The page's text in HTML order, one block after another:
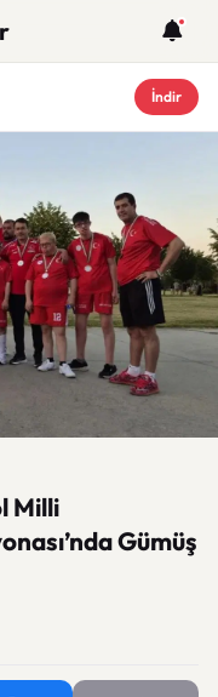
İndir
Milli
Gümüş